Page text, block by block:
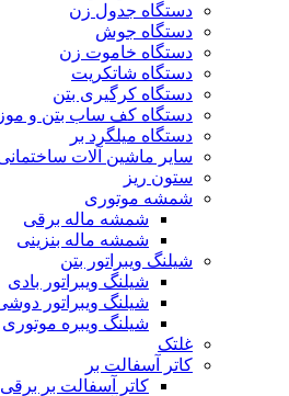
دستگاه جدول زن
دستگاه جوش
دستگاه خاموت زن
دستگاه شاتکریت
دستگاه کرگیری بتن
دستگاه کف ساب بتن و
دستگاه میلگرد بر
سایر ماشین آلات
ستون ریز
شمشه موتوری
شمشه ماله برقی
شمشه ماله بنزینی
شیلنگ ویبراتور بتن
شیلنگ ویبراتور بادی
شیلنگ ویبراتور
شیلنگ ویبره موتوری
غلتک
کاتر آسفالت بر
کاتر آسفالت بر برقی